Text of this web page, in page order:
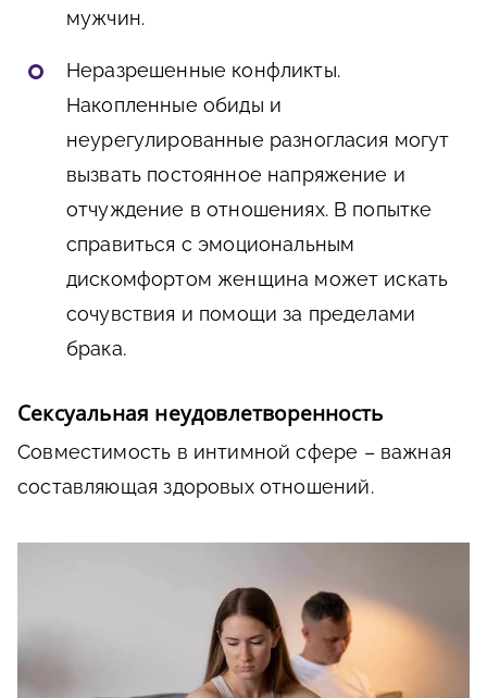
мужчин.
Неразрешенные конфликты.
Накопленные обиды и
неурегулированные разногласия могут
вызвать постоянное напряжение и
отчуждение в отношениях. В попытке
справиться с эмоциональным
дискомфортом женщина может искать
сочувствия и помощи за пределами
брака.
Сексуальная неудовлетворенность
Совместимость в интимной сфере – важная
составляющая здоровых отношений.